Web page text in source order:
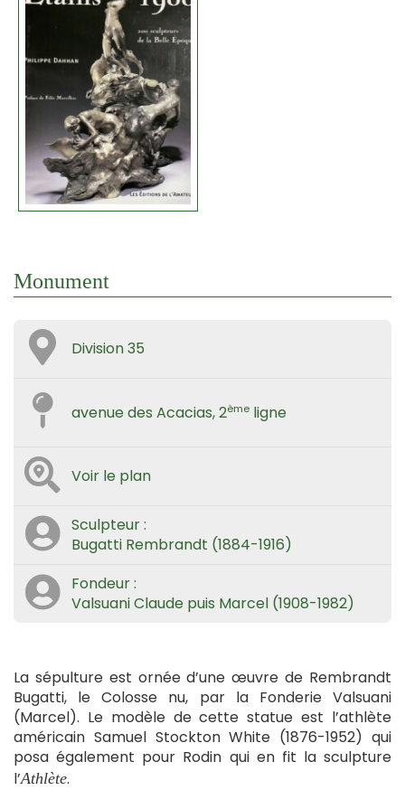
Monument
Division 35
avenue des Acacias, 2ème ligne
Voir le plan
Sculpteur :
Bugatti Rembrandt (1884-1916)
Fondeur :
Valsuani Claude puis Marcel (1908-1982)
La sépulture est ornée d’une œuvre de Rembrandt
Bugatti, le Colosse nu, par la Fonderie Valsuani
(Marcel). Le modèle de cette statue est l’athlète
américain Samuel Stockton White (1876-1952) qui
posa également pour Rodin qui en fit la sculpture
l’Athlète.